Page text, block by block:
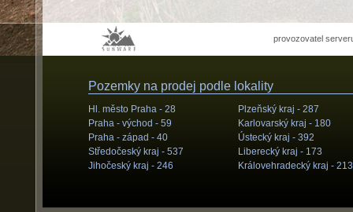
provozovatel
Pozemky na prodej podle lokality
Hl. město Praha - 28
Praha - východ - 59
Praha - západ - 40
Středočeský kraj - 537
Jihočeský kraj - 246
Plzeňský kraj - 287
Karlovarský kraj - 180
Ústecký kraj - 392
Liberecký kraj - 173
Královehradecký kraj - 213